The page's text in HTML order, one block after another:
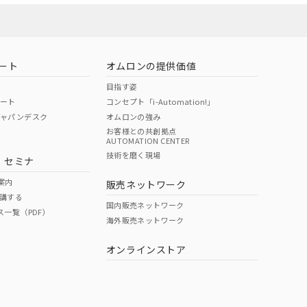
O O
ページへ
ください
ト
ト
パンデスク
セミナ
内
する
覧（PDF）
オムロンの提供価値
目指す姿
コンセプト「i-Automation!」
オムロンの強み
お客様との共創拠点
AUTOMATION CENTER
技術を磨く現場
販売ネットワーク
国内販売ネットワーク
海外販売ネットワーク
オンラインストア